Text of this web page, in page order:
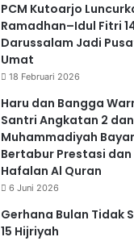
PCM Kutoarjo
Ramadhan–Idul Fitri
Darussalam Jadi
Umat
18 Februari 2026
Haru dan Bangga
Santri Angkatan 2
Muhammadiyah
Bertabur Prestasi
Hafalan Al Quran
6 Juni 2026
Gerhana Bulan Tidak
15 Hijriyah